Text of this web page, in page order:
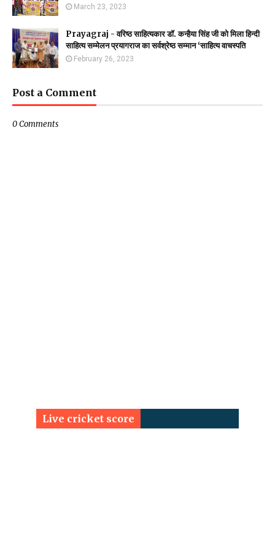
March 23, 2023
Prayagraj - वरिष्ठ साहित्यकार डॉ. कन्हैया सिंह जी को मिला हिन्दी
साहित्य सम्मेलन प्रयागराज का सर्वश्रेष्ठ सम्मान ‘साहित्य वाचस्पति
February 26, 2023
Post a Comment
0 Comments
Live cricket score